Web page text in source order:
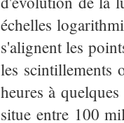
échelles
s'alignent les
les scintillements
heures à
situe entre 100